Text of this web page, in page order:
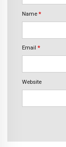
Name *
Email *
Website